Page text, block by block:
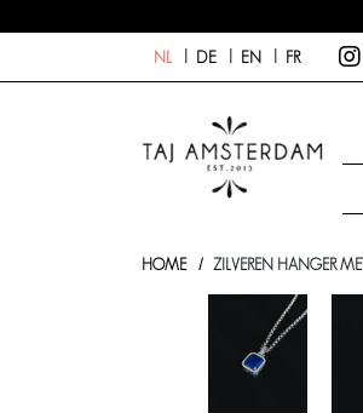
NL DE EN FR
HOME ZILVEREN HANGER